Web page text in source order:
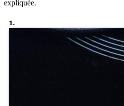
expliquée.